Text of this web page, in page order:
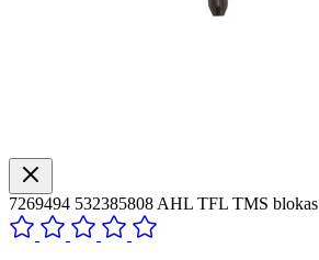
7269494 532385808 AHL TFL TMS blokas